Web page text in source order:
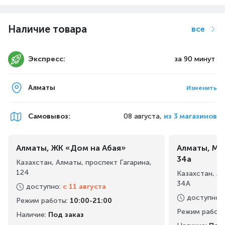
Премиальная чистящая насадка "Все в одном"
Оцените идеальную чистку с чистящей насадкой "Все в
одном" A3 Premium. Это наша лучшая насадка — ее
щетинки расположены под углом и удаляют до 20 раз
Наличие товара все
Экспресс: за 90 минут
Алматы Изменить
Самовывоз: 08 августа, из 3 магазинов
Алматы, ЖК «Дом на Абая»
Казахстан, Алматы, проспект Гагарина,
124
доступно: с 11 августа
Режим работы: 10:00-21:00
Наличие: Под заказ
Алматы,
34а
Казахстан,
34А
доступно
Режим